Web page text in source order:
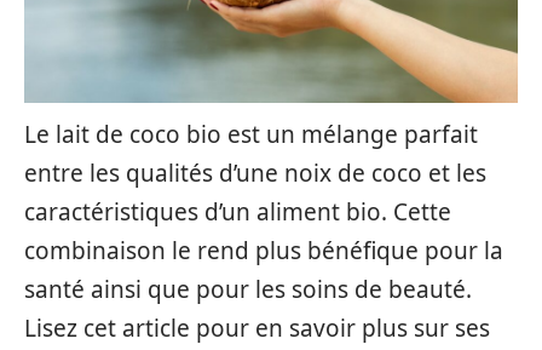
Le lait de coco bio est un mélange parfait
entre les qualités d’une noix de coco et les
caractéristiques d’un aliment bio. Cette
combinaison le rend plus bénéfique pour la
santé ainsi que pour les soins de beauté.
Lisez cet article pour en savoir plus sur ses